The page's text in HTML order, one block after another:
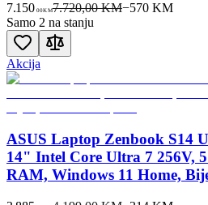
7.150 00KM7.720,00 KM−570KM
Samo 2 na stanju
Akcija
ASUS Laptop Zenbook S14
14" Intel Core Ultra 7 256V,
RAM, Windows 11 Home,